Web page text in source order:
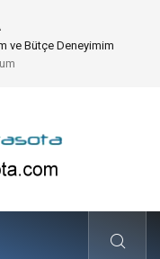
Dijitalleşmesi